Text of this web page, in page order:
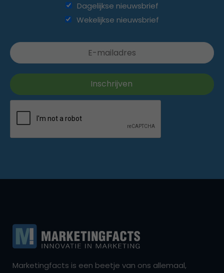
Dagelijkse nieuwsbrief
Wekelijkse nieuwsbrief
Marketingfacts is een beetje van ons allemaal,